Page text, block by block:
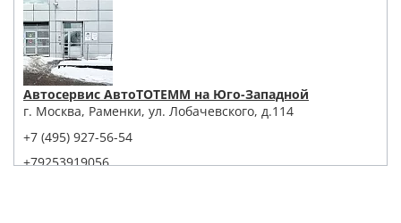
Автосервис АвтоТОТЕММ на Юго-Западной
г. Москва, Раменки, ул. Лобачевского, д.114
+7 (495) 927-56-54
+79253919056